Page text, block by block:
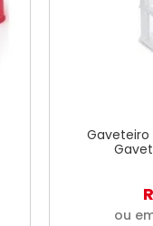
Gaveteiro
ou